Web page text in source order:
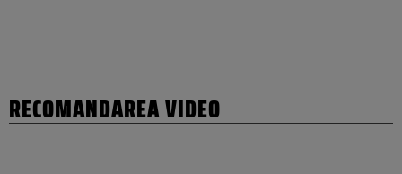
RECOMANDAREA VIDEO